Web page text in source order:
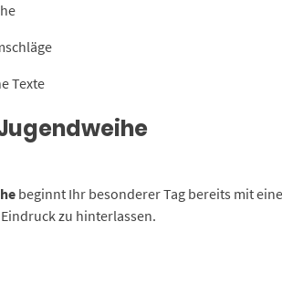
Texte
beginnt Ihr besonderer Tag bereits mit
zu hinterlassen.